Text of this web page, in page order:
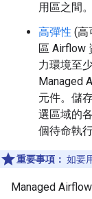
用區之間。
高彈性 (高
區 Airflow
力環境至
Managed
元件。儲
選區域的
個待命執行
重要事項： 如要
Managed